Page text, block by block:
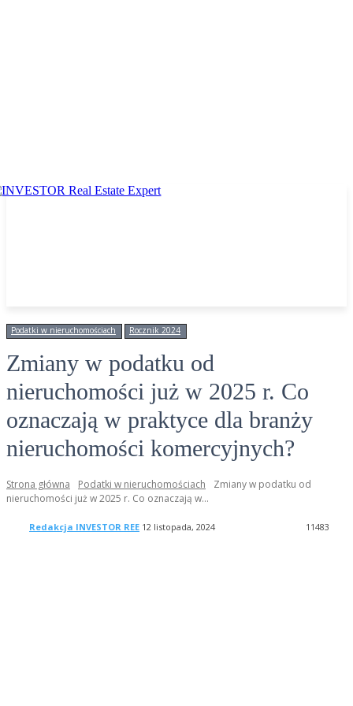
Podatki w nieruchomościach Rocznik 2024
Zmiany w podatku od
nieruchomości już w 2025 r. Co
oznaczają w praktyce dla branży
nieruchomości komercyjnych?
Strona główna Podatki w nieruchomościach
Zmiany w podatku od
nieruchomości już w 2025 r. Co oznaczają w...
Redakcja INVESTOR REE 12 listopada, 2024 1 1483